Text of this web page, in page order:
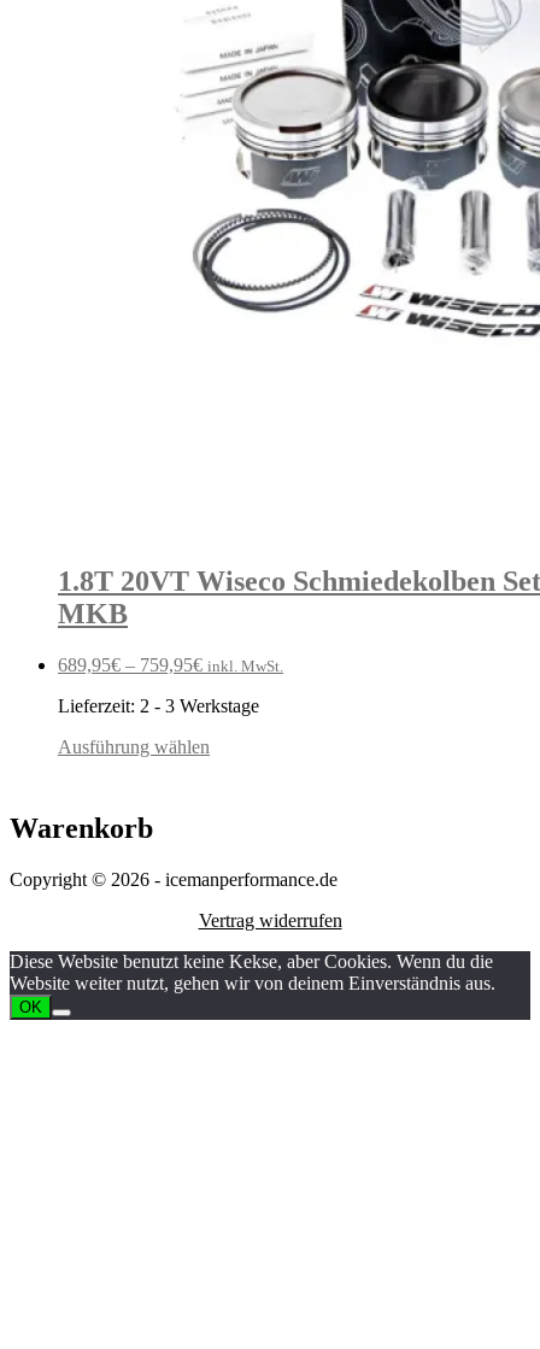
1.8T 20VT Wiseco Schmiedekolben
MKB
689,95€ – 759,95€ inkl. MwSt.
Lieferzeit: 2 - 3 Werkstage
Ausführung wählen
Warenkorb
Copyright © 2026 - icemanperformance.de
Vertrag widerrufen
Diese Website benutzt keine Kekse, aber Cookies. Wenn du die
Website weiter nutzt, gehen wir von deinem Einverständnis aus.
OK